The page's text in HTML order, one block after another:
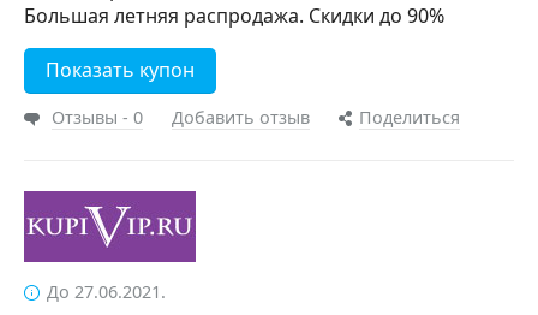
Большая летняя распродажа. Скидки до 90%
Показать купон
Отзывы - 0 Добавить отзыв Поделиться
До 27.06.2021.